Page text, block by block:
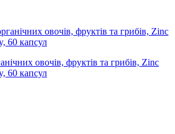
овочів, фруктів та грибів, Zinc
60 капсул